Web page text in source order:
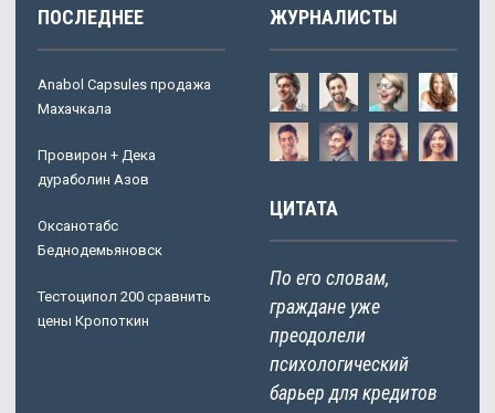
ПОСЛЕДНЕЕ
Anabol Capsules продажа
Махачкала
Провирон + Дека
дураболин Азов
Оксанотабс
Беднодемьяновск
Тестоципол 200 сравнить
цены Кропоткин
ЖУРНАЛИСТЫ
ЦИТАТА
По его словам,
граждане уже
преодолели
психологический
барьер для кредитов